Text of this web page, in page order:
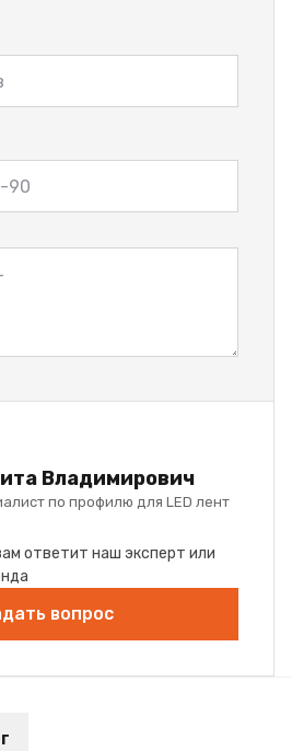
Владимирович
по профилю для LED лент
ответит наш эксперт или
вопрос